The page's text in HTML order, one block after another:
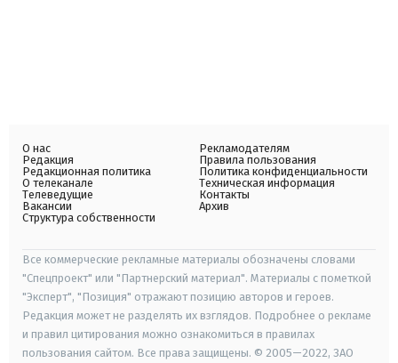
О нас
Редакция
Редакционная политика
О телеканале
Телеведущие
Вакансии
Структура собственности
Рекламодателям
Правила пользования
Политика конфиденциальности
Техническая информация
Контакты
Архив
Все коммерческие рекламные материалы обозначены словами
"Спецпроект" или "Партнерский материал". Материалы с пометкой
"Эксперт", "Позиция" отражают позицию авторов и героев.
Редакция может не разделять их взглядов. Подробнее о рекламе
и правил цитирования можно ознакомиться в правилах
пользования сайтом. Все права защищены. © 2005—2022, ЗАО